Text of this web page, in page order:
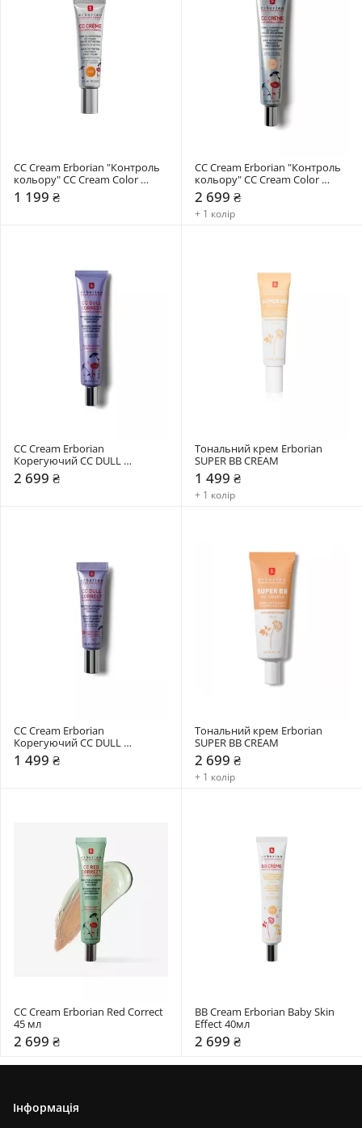
СС Cream Erborian "Контроль
кольору" CC Cream Color
Control 15 мл
1 199 ₴
СС Cream Erborian "Контроль
кольору" CC Cream Color
Control
2 699 ₴
+ 1 колір
СС Cream Erborian
Корегуючий CC DULL
CORRECT 45 мл
2 699 ₴
Тональний крем Erborian
SUPER ВВ CREAM
1 499 ₴
+ 1 колір
СС Cream Erborian
Корегуючий CC DULL
CORRECT
1 499 ₴
Тональний крем Erborian
2 699 ₴
+ 1 колір
СС Cream Erborian Red Correct
45 мл
2 699 ₴
BB Cream Erborian Baby Skin
Effect 40мл
2 699 ₴
Інформація